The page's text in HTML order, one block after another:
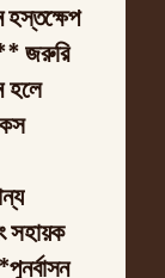
জরুরি
হলে
সহায়ক